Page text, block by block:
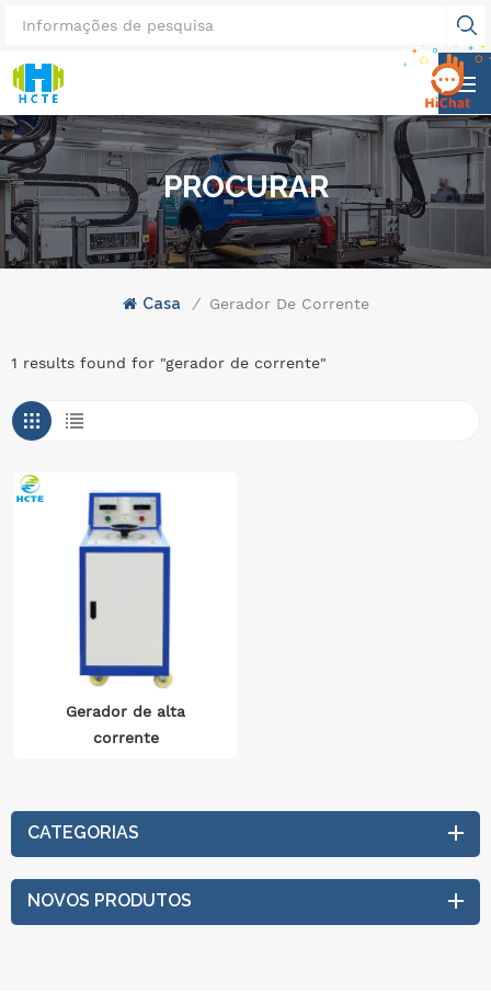
PROCURAR
Casa / Gerador De Corrente
1 results found for "gerador de corrente"
Gerador de alta
corrente
CATEGORIAS
NOVOS PRODUTOS